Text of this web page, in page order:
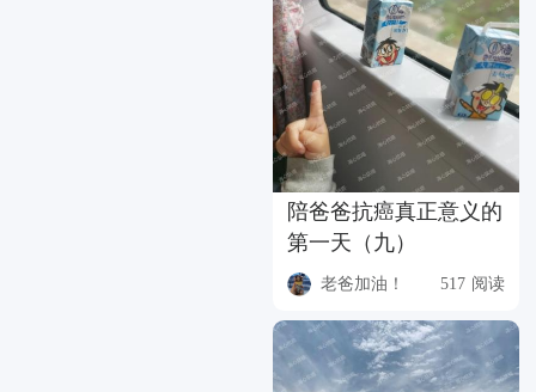
陪爸爸抗癌真正意义的
第一天（九）
老爸加油！ 517 阅读